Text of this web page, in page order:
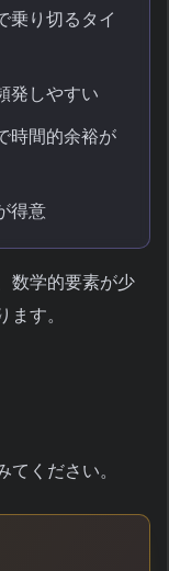
乗り切るタイ
発しやすい
時間的余裕が
得意
数学的要素が少
ます。
ください。